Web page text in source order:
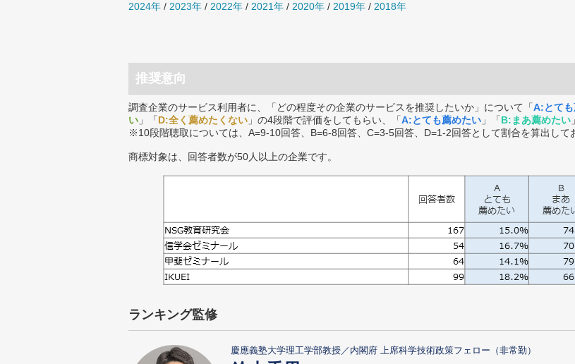
2024年 / 2023年 / 2022年 / 2021年 / 2020年 / 2019年 / 2018年
推奨意向
調査企業のサービス利用者に、「どの程度その企業のサービスを推奨したいか」について「A:とて
い 」「D:全く薦めたくない 」の4段階で評価をしてもらい、「A:とても薦めたい 」「B:まあ薦めたい
※10段階聴取については、A=9-10回答、B=6-8回答、C=3-5回答、D=1-2回答として割合を算出して
商標対象は、回答者数が50人以上の企業です。
ランキング監修
慶應義塾大学理工学部教授／内閣府 上席科学技術政策フェロー（非常勤）